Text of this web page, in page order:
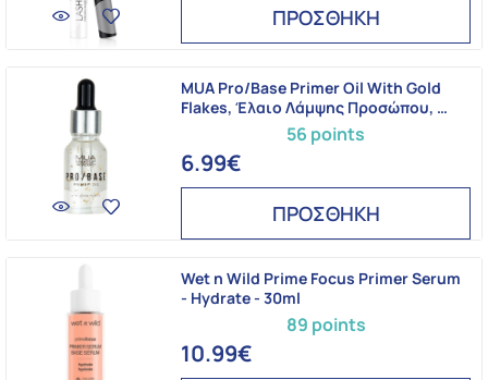
ΠΡΟΣΘΗΚΗ
56 points
MUA Pro/Base Primer Oil With Gold
Flakes, Έλαιο Λάμψης Προσώπου, …
6.99€
ΠΡΟΣΘΗΚΗ
89 points
Wet n Wild Prime Focus Primer Serum
- Hydrate - 30ml
10.99€